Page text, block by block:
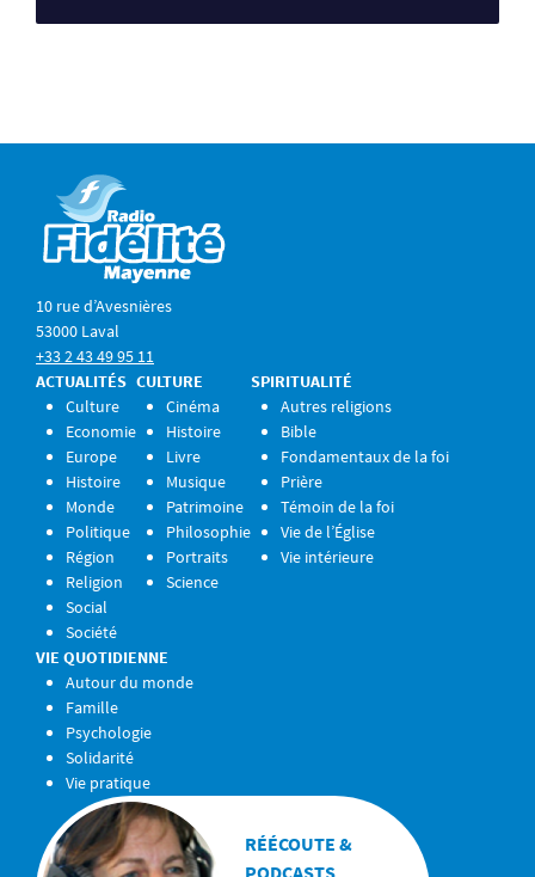
10 rue d’Avesnières
53000 Laval
+33 2 43 49 95 11
ACTUALITÉS
Culture
Economie
Europe
Histoire
Monde
Politique
Région
Religion
Social
Société
CULTURE
Cinéma
Histoire
Livre
Musique
Patrimoine
Philosophie
Portraits
Science
SPIRITUALITÉ
Autres religions
Bible
Fondamentaux de la foi
Prière
Témoin de la foi
Vie de l’Église
Vie intérieure
VIE QUOTIDIENNE
Autour du monde
Famille
Psychologie
Solidarité
Vie pratique
RÉÉCOUTE &